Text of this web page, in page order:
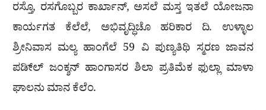
ರಸ್ತೊ, ರಸಗೊಬ್ಬರ ಕಾರ್ಖಾನ್, ಅಸಲೆ ಮಸ್ತ ಇತಲೆ ಯೋಜನಾ
ಕಾರ್ಯಗತ ಕೆಲೆಲೆ, ಅಭಿವೃದ್ಧಿಚೊ ಹರಿಕಾರ ದಿ. ಉಳ್ಳಾಲ
ಶ್ರೀನಿವಾಸ ಮಲ್ಯ ಹಾಂಗೆಲೆ 59 ವಿ ಪುಣ್ಯತಿಥಿ ಸ್ಮರಣ ಜಾವನ
ಪಡೀ್ಲ್ ಜಂಕ್ಶನ್ ಹಾಂಗಾಸರ ಶಿಲಾ ಪ್ರತಿಮೆಕ ಫುಲ್ಲಾ ಮಾಳಾ
ಘಾಲನು ಮಾನ ಕೆಲೆಂ.